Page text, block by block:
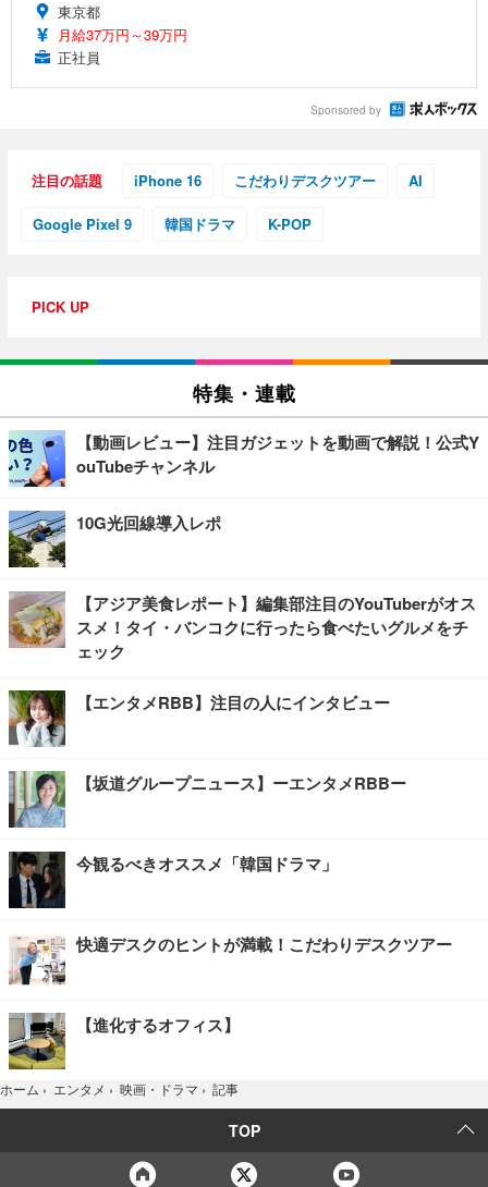
東京都
月給37万円～39万円
正社員
Sponsored by
注目の話題 iPhone 16 こだわりデスクツアー AI
Google Pixel 9 韓国ドラマ K-POP
PICK UP
特集・連載
【動画レビュー】注目ガジェットを動画で解説！公式Y
ouTubeチャンネル
10G光回線導入レポ
【アジア美食レポート】編集部注目のYouTuberがオス
スメ！タイ・バンコクに行ったら食べたいグルメをチ
ェック
【エンタメRBB】注目の人にインタビュー
【坂道グループニュース】ーエンタメRBBー
今観るべきオススメ「韓国ドラマ」
快適デスクのヒントが満載！こだわりデスクツアー
【進化するオフィス】
ホーム › エンタメ › 映画・ドラマ › 記事
TOP